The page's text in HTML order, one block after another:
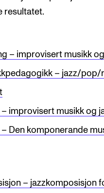
resultatet.
– improvisert musikk
– jazz/pop/
improvisert musikk og
Den komponerande
– jazzkomposisjon